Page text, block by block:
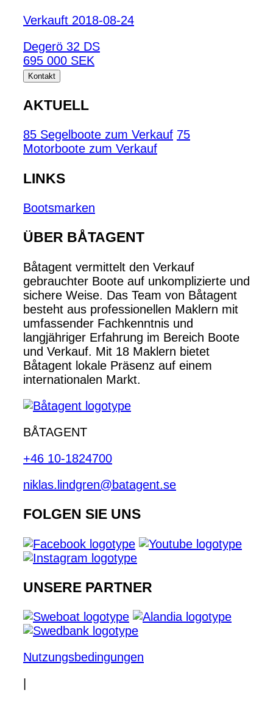
Verkauft 2018-08-24
Degerö 32 DS
695 000 SEK
Kontakt
AKTUELL
85 Segelboote zum Verkauf 75
Motorboote zum Verkauf
LINKS
Bootsmarken
ÜBER BÅTAGENT
Båtagent vermittelt den Verkauf
gebrauchter Boote auf unkomplizierte und
sichere Weise. Das Team von Båtagent
besteht aus professionellen Maklern mit
umfassender Fachkenntnis und
langjähriger Erfahrung im Bereich Boote
und Verkauf. Mit 18 Maklern bietet
Båtagent lokale Präsenz auf einem
internationalen Markt.
BÅTAGENT
+46 10-1824700
niklas.lindgren@batagent.se
FOLGEN SIE UNS
UNSERE PARTNER
Nutzungsbedingungen